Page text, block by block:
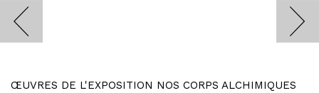
ŒUVRES DE L'EXPOSITION NOS CORPS ALCHIMIQUES